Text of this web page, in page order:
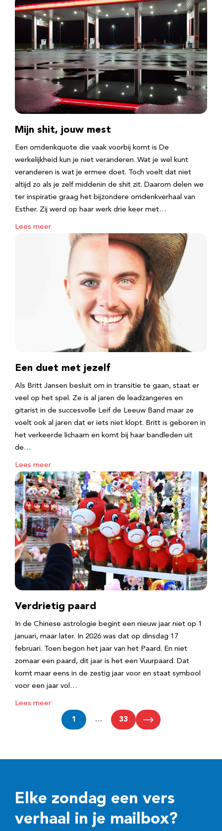
Mijn shit, jouw mest
Een omdenkquote die vaak voorbij komt is De
werkelijkheid kun je niet veranderen. Wat je wel kunt
veranderen is wat je ermee doet. Toch voelt dat niet
altijd zo als je zelf middenin de shit zit. Daarom delen we
ter inspiratie graag het bijzondere omdenkverhaal van
Esther. Zij werd op haar werk drie keer met…
Lees meer
Een duet met jezelf
Als Britt Jansen besluit om in transitie te gaan, staat er
veel op het spel. Ze is al jaren de leadzangeres en
gitarist in de succesvolle Leif de Leeuw Band maar ze
voelt ook al jaren dat er iets niet klopt. Britt is geboren in
het verkeerde lichaam en komt bij haar bandleden uit
de…
Lees meer
Verdrietig paard
In de Chinese astrologie begint een nieuw jaar niet op 1
januari, maar later. In 2026 was dat op dinsdag 17
februari. Toen begon het jaar van het Paard. En niet
zomaar een paard, dit jaar is het een Vuurpaard. Dat
komt maar eens in de zestig jaar voor en staat symbool
voor een jaar vol…
Lees meer
1 … 33
Elke zondag een vers
verhaal in je mailbox?